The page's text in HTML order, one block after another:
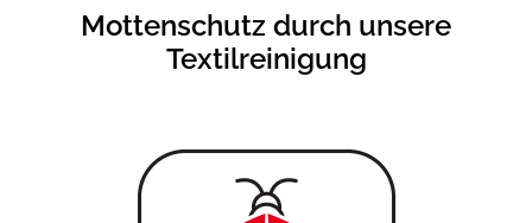
Mottenschutz durch unsere
Textilreinigung